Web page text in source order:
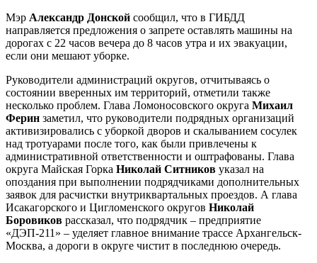
Мэр Александр Донской сообщил, что в ГИБДД
направляется предложения о запрете оставлять машины на
дорогах с 22 часов вечера до 8 часов утра и их эвакуации,
если они мешают уборке.
Руководители администраций округов, отчитываясь о
состоянии вверенных им территорий, отметили также
несколько проблем. Глава Ломоносовского округа Михаил
Ферин заметил, что руководители подрядных организаций
активизировались с уборкой дворов и скалыванием сосулек
над тротуарами после того, как были привлечены к
административной ответственности и оштрафованы. Глава
округа Майская Горка Николай Ситников указал на
опоздания при выполнении подрядчиками дополнительных
заявок для расчистки внутриквартальных проездов. А глава
Исакагорского и Цигломенского округов Николай
Боровиков рассказал, что подрядчик – предприятие
«ДЭП-211» – уделяет главное внимание трассе Архангельск-
Москва, а дороги в округе чистит в последнюю очередь.